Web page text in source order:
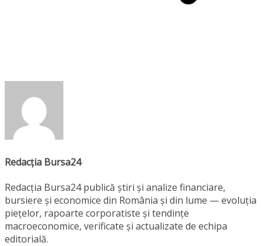
Redacția Bursa24
Redacția Bursa24 publică știri și analize financiare,
bursiere și economice din România și din lume — evoluția
piețelor, rapoarte corporatiste și tendințe
macroeconomice, verificate și actualizate de echipa
editorială.